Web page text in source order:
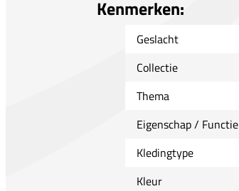
Kenmerken:
Geslacht
Collectie
Thema
Eigenschap / Functie
Kledingtype
Kleur